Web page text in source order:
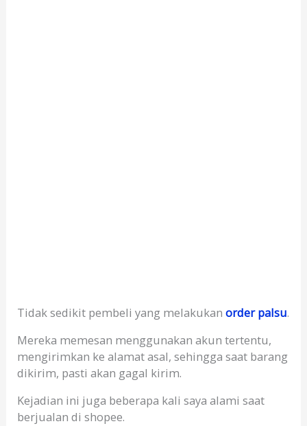
Tidak sedikit pembeli yang melakukanorder palsu.
Mereka memesan menggunakan akun tertentu,
mengirimkan ke alamat asal, sehingga saat barang
dikirim, pasti akan gagal kirim.
Kejadian ini juga beberapa kali saya alami saat
berjualan di shopee.